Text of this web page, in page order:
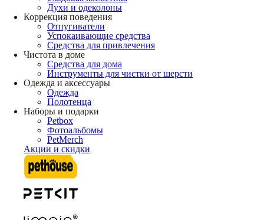
Духи и одеколоны
Коррекция поведения
Отпугиватели
Успокаивающие средства
Средства для привлечения
Чистота в доме
Средства для дома
Инструменты для чистки от шерсти
Одежда и аксессуары
Одежда
Полотенца
Наборы и подарки
Petbox
Фотоальбомы
PetMerch
Акции и скидки